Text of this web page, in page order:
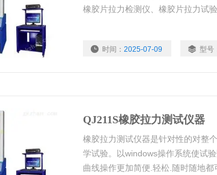
橡胶片拉力检测仪、橡胶片拉力试
时间： 2025-07-09 型号
QJ211S橡胶拉力测试仪器
橡胶拉力测试仪器是针对性的对整
学试验。以windows操作系统使试
曲线操作更加简便.轻松.随时随地